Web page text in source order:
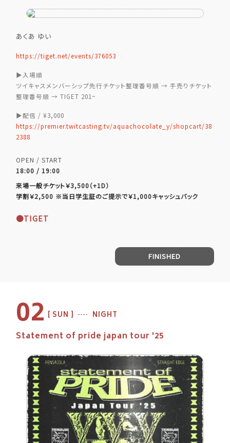
あくあ ゆい
https://tiget.net/events/376053
▶︎入場順
ツイキャスメンバーシップ先行チケット整理番号順 → 手売りチケット
整理番号順 → TIGET 201~
▶︎配信 / ¥3,000
https://premier.twitcasting.tv/aquachocolate_y/shopcart/38
2388
OPEN / START
18:00 / 19:00
来場一般チケット￥3,500（+1D）
学割￥2,500 ※当日学生証のご提示で￥1,000キャッシュバック
●TIGET
FINISHED
02 SUN NIGHT
Statement of pride japan tour '25